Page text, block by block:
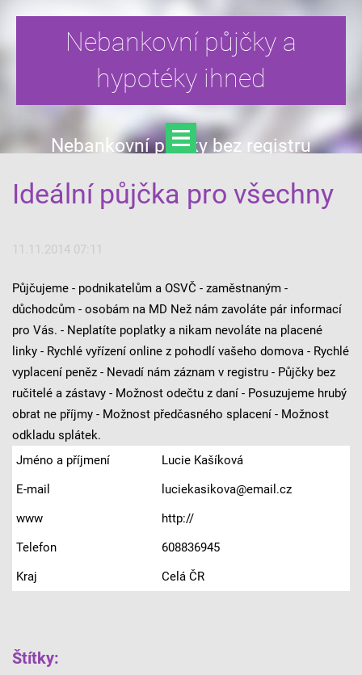
Nebankovní půjčky a
hypotéky ihned
Nebankovní půjčky bez registru
Ideální půjčka pro všechny
11.11.2014 07:11
Půjčujeme - podnikatelům a OSVČ - zaměstnaným -
důchodcům - osobám na MD Než nám zavoláte pár informací
pro Vás. - Neplatíte poplatky a nikam nevoláte na placené
linky - Rychlé vyřízení online z pohodlí vašeho domova - Rychlé
vyplacení peněz - Nevadí nám záznam v registru - Půjčky bez
ručitelé a zástavy - Možnost odečtu z daní - Posuzujeme hrubý
obrat ne příjmy - Možnost předčasného splacení - Možnost
odkladu splátek.
Jméno a příjmení
Lucie Kašíková
E-mail
luciekasikova@email.cz
www
http://
Telefon
608836945
Kraj
Celá ČR
Štítky: